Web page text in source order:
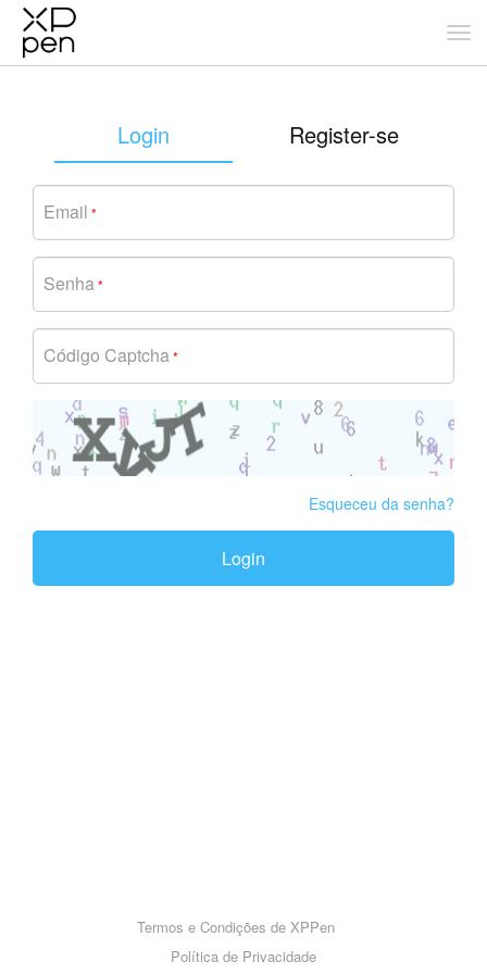
Login Register-se
Email *
Senha*
Código Captcha*
Esqueceu da senha?
Login
Termos e Condições de XPPen
Política de Privacidade